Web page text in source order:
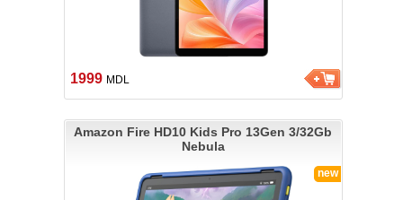
1999 MDL
new
Amazon Fire HD10 Kids Pro 13Gen 3/32Gb
Nebula